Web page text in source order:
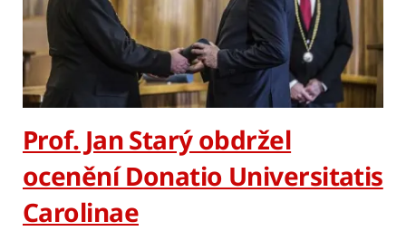
Prof. Jan Starý obdržel
ocenění Donatio Universitatis
Carolinae